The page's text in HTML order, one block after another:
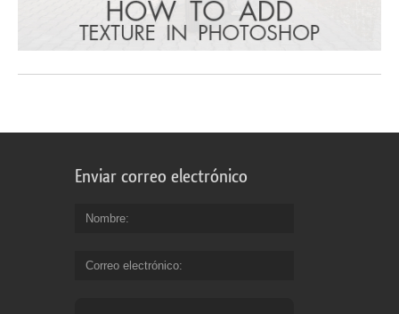
Enviar correo electrónico
Nombre
Correo electrónico